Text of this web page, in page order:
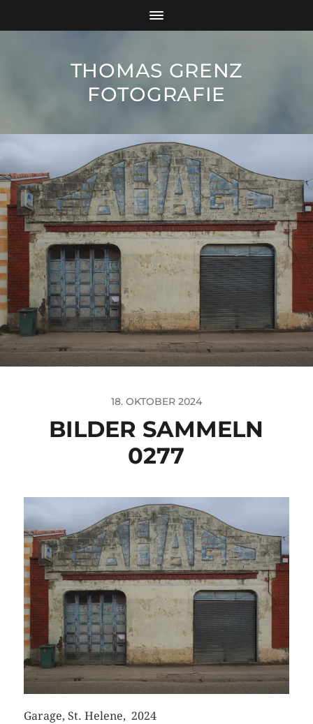
THOMAS GRENZ
FOTOGRAFIE
18. OKTOBER 2024
BILDER SAMMELN
0277
Garage, St. Helene, 2024